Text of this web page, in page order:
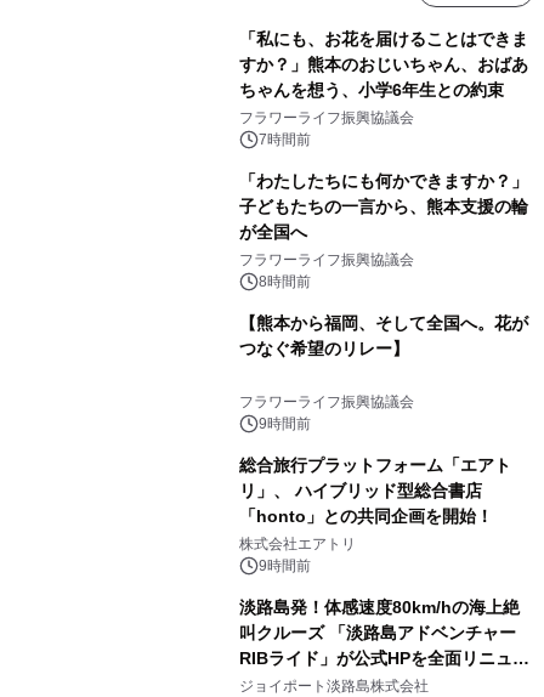
「私にも、お花を届けることはできま
すか？」熊本のおじいちゃん、おばあ
ちゃんを想う、小学6年生との約束
フラワーライフ振興協議会
7時間前
「わたしたちにも何かできますか？」
子どもたちの一言から、熊本支援の輪
が全国へ
フラワーライフ振興協議会
8時間前
【熊本から福岡、そして全国へ。花が
つなぐ希望のリレー】
フラワーライフ振興協議会
9時間前
総合旅行プラットフォーム「エアト
リ」、 ハイブリッド型総合書店
「honto」との共同企画を開始！
株式会社エアトリ
9時間前
淡路島発！体感速度80km/hの海上絶
叫クルーズ 「淡路島アドベンチャー
RIBライド」が公式HPを全面リニュー
アル！ ～スマホで即予約完了の「スマ
ジョイポート淡路島株式会社